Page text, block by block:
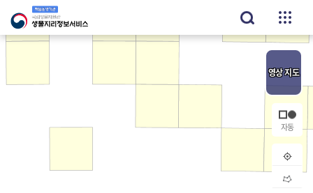
영상지도
내위치
공간검